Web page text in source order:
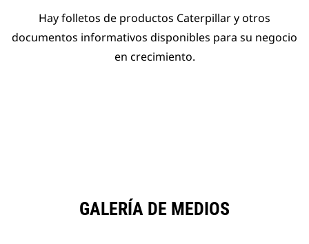
Hay folletos de productos Caterpillar y otros
documentos informativos disponibles para su negocio
en crecimiento.
GALERÍA DE MEDIOS